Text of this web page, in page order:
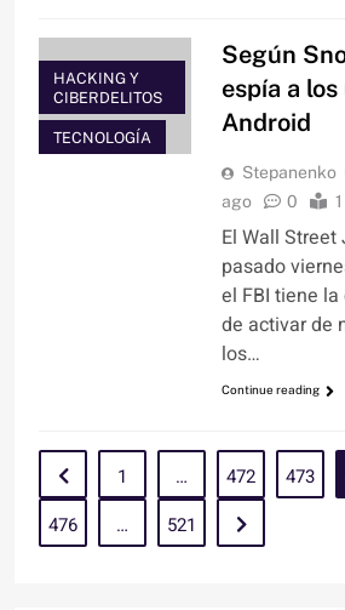
HACKING Y
CIBERDELITOS
TECNOLOGÍA
Según
espía a
Android
Stepanenko
ago
0
El Wall
pasado
el FBI tiene
de activar de
los…
Continue reading
1 … 472 473
476
… 521